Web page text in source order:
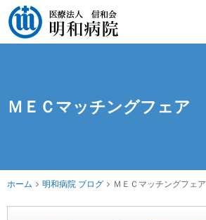
ＭＥＣマッチングフェア
ホーム 明和病院 ブログ ＭＥＣマッチングフェア